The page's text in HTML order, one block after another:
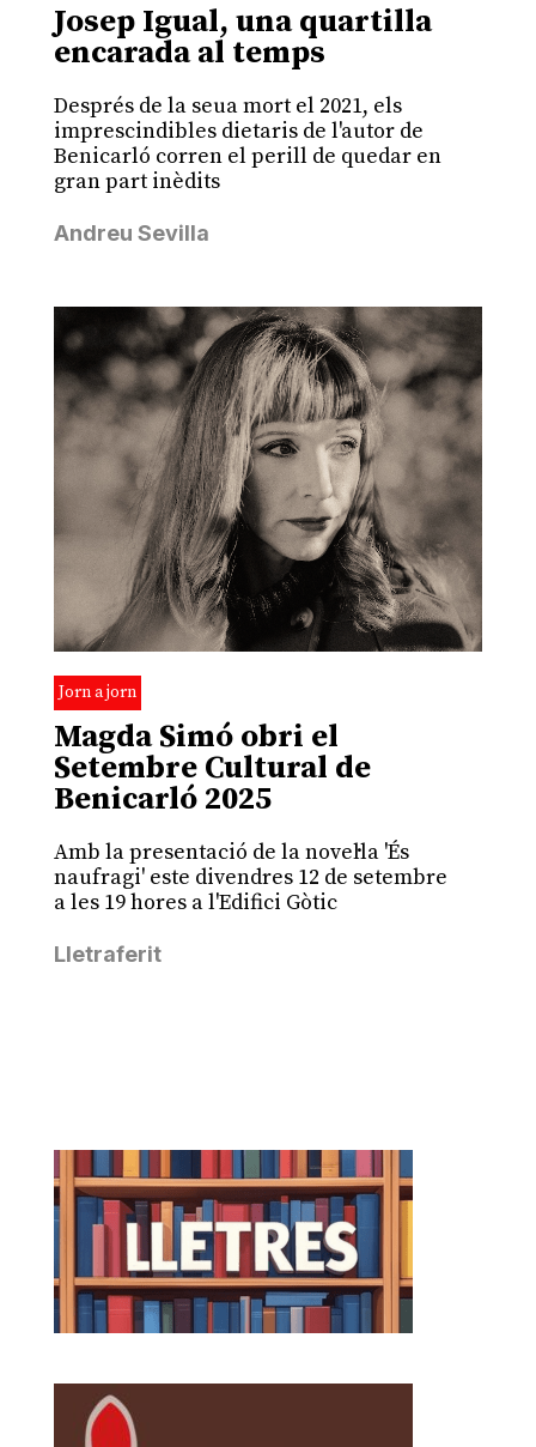
Josep Igual, una quartilla
encarada al temps
Després de la seua mort el 2021, els
imprescindibles dietaris de l'autor de
Benicarló corren el perill de quedar en
gran part inèdits
Andreu Sevilla
Jorn a jorn
Magda Simó obri el
Setembre Cultural de
Benicarló 2025
Amb la presentació de la novel·la 'És
naufragi' este divendres 12 de setembre
a les 19 hores a l'Edifici Gòtic
Lletraferit